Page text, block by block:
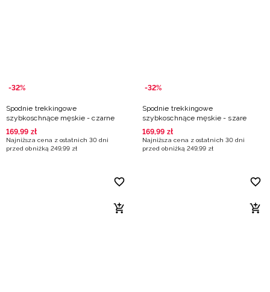
-32%
Spodnie trekkingowe
szybkoschnące męskie - czarne
169,99 zł
Najniższa cena z ostatnich 30 dni
przed obniżką 249,99 zł
-32%
Spodnie trekkingowe
szybkoschnące męskie - szare
169,99 zł
Najniższa cena z ostatnich 30 dni
przed obniżką 249,99 zł